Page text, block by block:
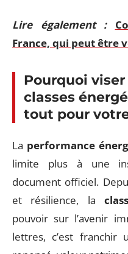
Lire également :
France, qui peut être
Pourquoi
classes
tout pour
La performance
limite plus à une
document officiel.
et résilience, la
pouvoir sur l’avenir
lettres, c’est franchir